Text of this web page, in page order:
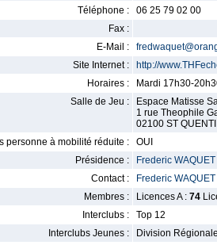
Téléphone :
06 25 79 02 00
Fax :
E-Mail :
Site Internet :
http://
Horaires :
Mardi 17h30-
Salle de Jeu :
Espace Matisse
1 rue Theophile
02100 ST
personne à mobilité réduite :
OUI
Présidence :
Frederic WAQUET
Contact :
Frederic WAQUET
Membres :
Licences A : 74
Interclubs :
Top 12
Interclubs Jeunes :
Division